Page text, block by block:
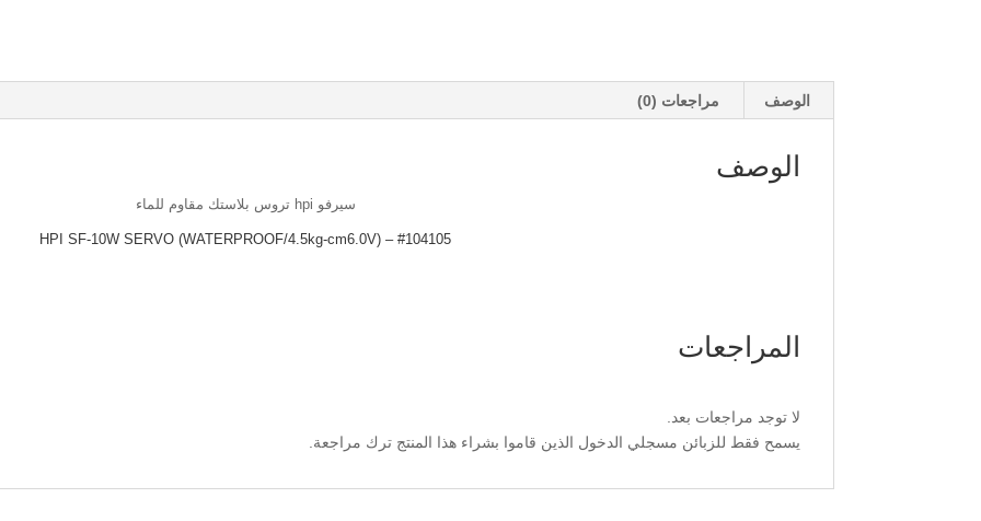
الوصف مراجعات (0)
الوصف
سيرفو hpi تروس بلاستك مقاوم للماء
#104105 – HPI SF-10W SERVO (WATERPROOF/4.5kg-cm6.0V)
المراجعات
لا توجد مراجعات بعد.
يسمح فقط للزبائن مسجلي الدخول الذين قاموا بشراء هذا المنتج ترك مراجعة.